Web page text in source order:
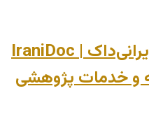
ایرانی‌داک | IraniDoc
و خدمات پژوهشی